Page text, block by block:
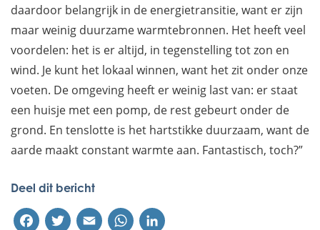
daardoor belangrijk in de energietransitie, want er zijn
maar weinig duurzame warmtebronnen. Het heeft veel
voordelen: het is er altijd, in tegenstelling tot zon en
wind. Je kunt het lokaal winnen, want het zit onder onze
voeten. De omgeving heeft er weinig last van: er staat
een huisje met een pomp, de rest gebeurt onder de
grond. En tenslotte is het hartstikke duurzaam, want de
aarde maakt constant warmte aan. Fantastisch, toch?”
Deel dit bericht
FacebookTwitterEmail WhatsApp